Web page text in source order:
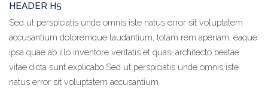
HEADER H5
Sed ut perspiciatis unde omnis iste natus error sit voluptatem
accusantium doloremque laudantium, totam rem aperiam, eaque
ipsa quae ab illo inventore veritatis et quasi architecto beatae
vitae dicta sunt explicabo.Sed ut perspiciatis unde omnis iste
natus error sit voluptatem accusantium